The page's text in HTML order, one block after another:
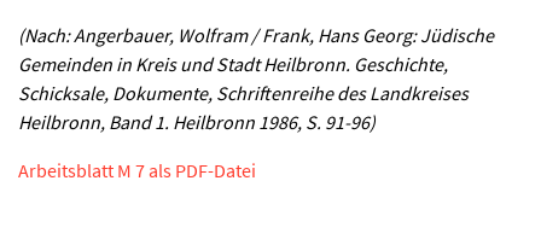
(Nach: Angerbauer, Wolfram/ Frank, Hans Georg:Jüdische
Gemeinden in Kreis und Stadt Heilbronn. Geschichte,
Schicksale, Dokumente, Schriftenreihe des Landkreises
Heilbronn, Band 1. Heilbronn 1986, S. 91-96)
Arbeitsblatt M 7 als PDF-Datei